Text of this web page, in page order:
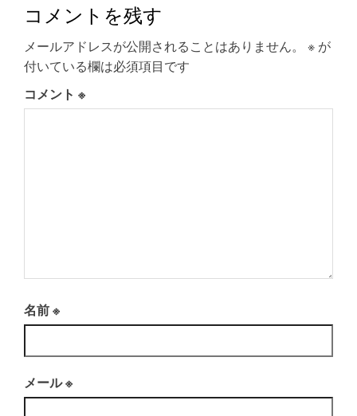
コメントを残す
メールアドレスが公開されることはありません。 ※ が
付いている欄は必須項目です
コメント ※
名前※
メール※